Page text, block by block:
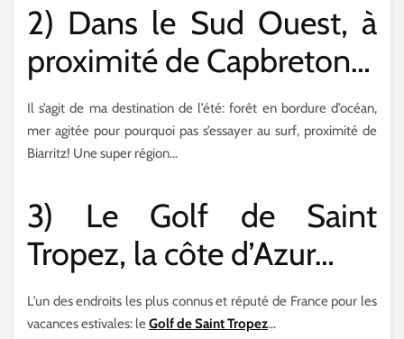
2) Dans le Sud Ouest, à
proximité de Capbreton…
Il s’agit de ma destination de l’été: forêt en bordure d’océan,
mer agitée pour pourquoi pas s’essayer au surf, proximité de
Biarritz! Une super région…
3) Le Golf de Saint
Tropez, la côte d’Azur…
L’un des endroits les plus connus et réputé de France pour les
vacances estivales: leGolf de Saint Tropez…